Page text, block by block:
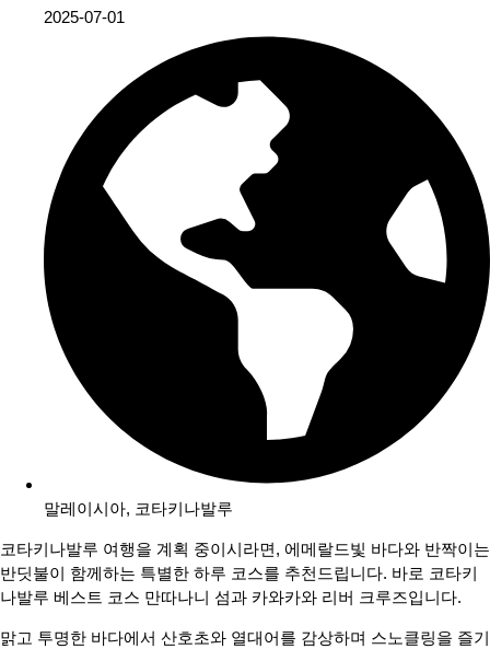
2025-07-01
말레이시아, 코타키나발루
코타키나발루 여행을 계획 중이시라면, 에메랄드빛 바다와 반짝이는
반딧불이 함께하는 특별한 하루 코스를 추천드립니다. 바로 코타키
나발루 베스트 코스 만따나니 섬과 카와카와 리버 크루즈입니다.
맑고 투명한 바다에서 산호초와 열대어를 감상하며 스노클링을 즐기